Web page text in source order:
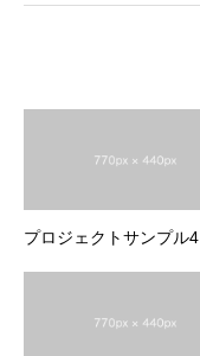
プロジェクトサンプル4